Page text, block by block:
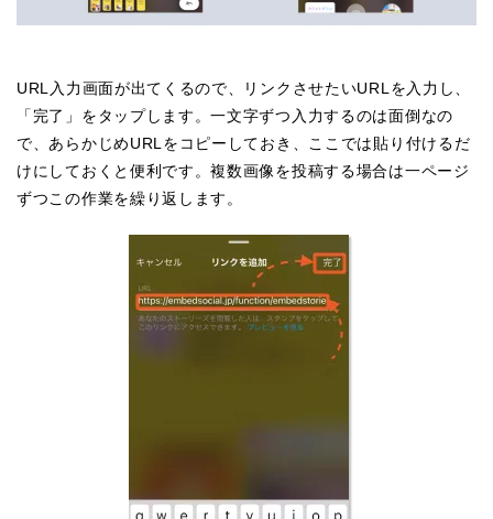
URL入力画面が出てくるので、リンクさせたいURLを入力し、
「完了」をタップします。一文字ずつ入力するのは面倒なの
で、あらかじめURLをコピーしておき、ここでは貼り付けるだ
けにしておくと便利です。複数画像を投稿する場合は一ページ
ずつこの作業を繰り返します。